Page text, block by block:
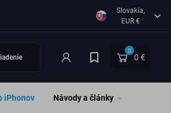
Slovakia,
EUR €
0
0 €
iPhonov Návody a články